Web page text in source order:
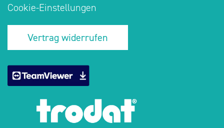
Cookie-Einstellungen
Vertrag widerrufen